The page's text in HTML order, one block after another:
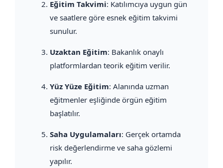
Eğitim Takvimi: Katılımcıya uygun gün
ve saatlere göre esnek eğitim takvimi
sunulur.
Uzaktan Eğitim: Bakanlık onaylı
platformlardan teorik eğitim verilir.
Yüz Yüze Eğitim: Alanında uzman
eğitmenler eşliğinde örgün eğitim
başlatılır.
Saha Uygulamaları: Gerçek ortamda
risk değerlendirme ve saha gözlemi
yapılır.